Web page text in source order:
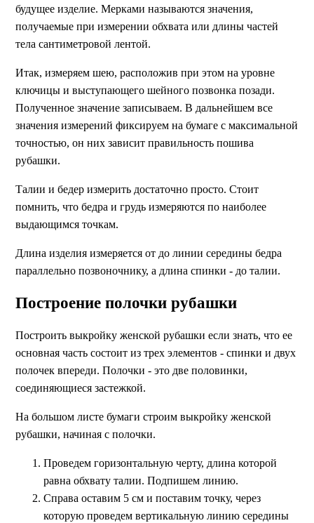
будущее изделие. Мерками называются значения,
получаемые при измерении обхвата или длины частей
тела сантиметровой лентой.
Итак, измеряем шею, расположив при этом на уровне
ключицы и выступающего шейного позвонка позади.
Полученное значение записываем. В дальнейшем все
значения измерений фиксируем на бумаге с максимальной
точностью, он них зависит правильность пошива
рубашки.
Талии и бедер измерить достаточно просто. Стоит
помнить, что бедра и грудь измеряются по наиболее
выдающимся точкам.
Длина изделия измеряется от до линии середины бедра
параллельно позвоночнику, а длина спинки - до талии.
Построение полочки рубашки
Построить выкройку женской рубашки если знать, что ее
основная часть состоит из трех элементов - спинки и двух
полочек впереди. Полочки - это две половинки,
соединяющиеся застежкой.
На большом листе бумаги строим выкройку женской
рубашки, начиная с полочки.
Проведем горизонтальную черту, длина которой
равна обхвату талии. Подпишем линию.
Справа оставим 5 см и поставим точку, через
которую проведем вертикальную линию середины